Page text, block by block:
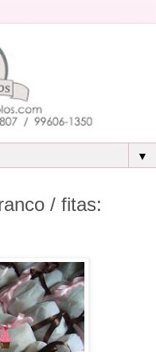
▼
/ fitas: